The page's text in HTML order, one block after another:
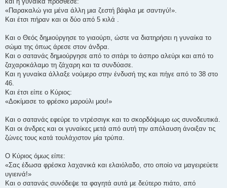
«Παρακαλώ για μένα άλλη μια ζεστή βάφλα με σαντιγύ!».
Και έτσι πήραν και οι δύο από 5 κιλά .
Και ο Θεός δημιούργησε το γιαούρτι, ώστε να διατηρήσει η γυναίκα το
σώμα της όπως άρεσε στον άνδρα.
Και ο σατανάς δημιούργησε από το σιτάρι το άσπρο αλεύρι και από το
ζαχαροκάλαμο τη ζάχαρη και τα συνδύασε.
Και η γυναίκα άλλαξε νούμερο στην ένδυσή της και πήγε από το 38 στο
46.
Και έτσι είπε ο Κύριος:
«Δοκίμασε το φρέσκο μαρούλι μου!»
Και ο σατανάς εφεύρε το ντρέσσιγκ και το σκορδόψωμο ως συνοδευτικά.
Και οι άνδρες και οι γυναίκες μετά από αυτή την απόλαυση άνοιξαν τις
ζώνες τους κατά τουλάχιστον μία τρύπα.
Ο Κύριος όμως είπε:
«Σας έδωσα φρέσκα λαχανικά και ελαιόλαδο, στο οποίο να μαγειρεύετε
υγιεινά!»
Και ο σατανάς συνόδεψε τα φαγητά αυτά με δεύτερο πιάτο, από